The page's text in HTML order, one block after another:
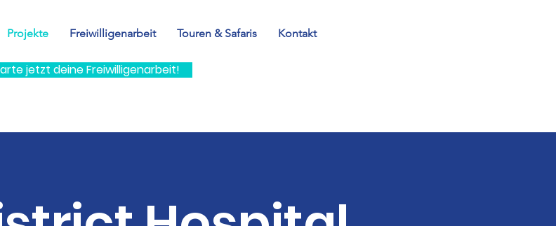
Projekte Freiwilligenarbeit Touren & Safaris Kontakt
jetzt deine Freiwilligenarbeit!